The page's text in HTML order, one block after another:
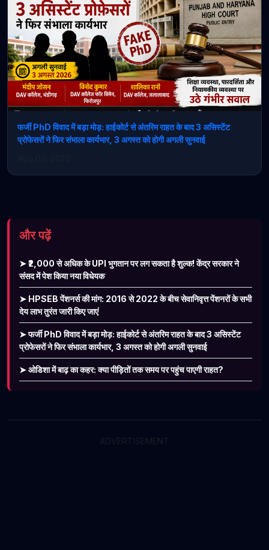
फर्जी PhD विवाद में बड़ा मोड़: हाईकोर्ट से अंतरिम राहत के बाद 3 असिस्टेंट
प्रोफेसरों ने फिर संभाला कार्यभार, 3 अगस्त को होगी अगली सुनवाई
और पढ़ें
➤ ₹2,000 से अधिक के UPI भुगतान पर लग सकता है शुल्क! केंद्र सरकार ने
संसद में पेश किया नया विधेयक
➤ HPSEB पेंशनर्स की मांग: 2016 से 2022 के बीच सेवानिवृत्त पेंशनरों के सभी
देय लाभ तुरंत जारी किए जाएं
➤ फर्जी PhD विवाद में बड़ा मोड़: हाईकोर्ट से अंतरिम राहत के बाद 3 असिस्टेंट
प्रोफेसरों ने फिर संभाला कार्यभार, 3 अगस्त को होगी अगली सुनवाई
➤ ओडिशा में बाढ़ का कहर: क्या पीड़ितों तक समय पर पहुंच पाएगी राहत?
ADVERTISEMENT